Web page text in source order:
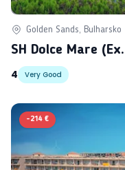
Golden Sands, Bulharsko
SH Dolce Mare
4
Very Good
-214 €